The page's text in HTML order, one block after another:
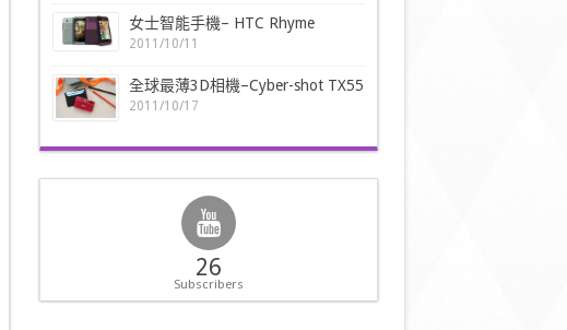
女士智能手機– HTC Rhyme
2011/10/11
全球最薄3D相機–Cyber-shot TX55
2011/10/17
26
Subscribers